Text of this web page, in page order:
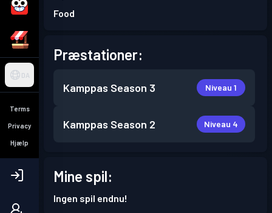
DA
Terms
Privacy
Hjælp
Food
Præstationer:
Kamppas Season 3 Niveau 1
Kamppas Season 2 Niveau 4
Mine spil:
Ingen spil endnu!